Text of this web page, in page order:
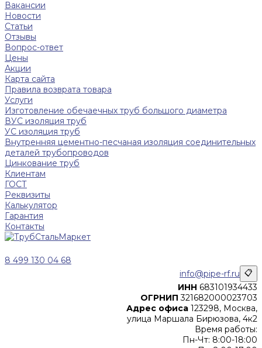
Вакансии
Новости
Статьи
Отзывы
Вопрос-ответ
Цены
Акции
Карта сайта
Правила возврата товара
Услуги
Изготовление обечаечных труб большого диаметра
ВУС изоляция труб
УС изоляция труб
Внутренняя цементно-песчаная изоляция соединительных
деталей трубопроводов
Цинкование труб
Клиентам
ГОСТ
Реквизиты
Калькулятор
Гарантия
Контакты
8 499 130 04 68
info@pipe-rf.ru 📋
ИНН 683101934433
ОГРНИП 321682000023703
Адрес офиса 123298, Москва,
улица Маршала Бирюзова, 4к2
Время работы:
Пн-Чт: 8:00-18:00